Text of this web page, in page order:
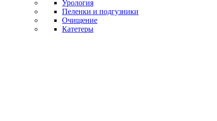
Урология
Пеленки и подгузники
Очищение
Катетеры